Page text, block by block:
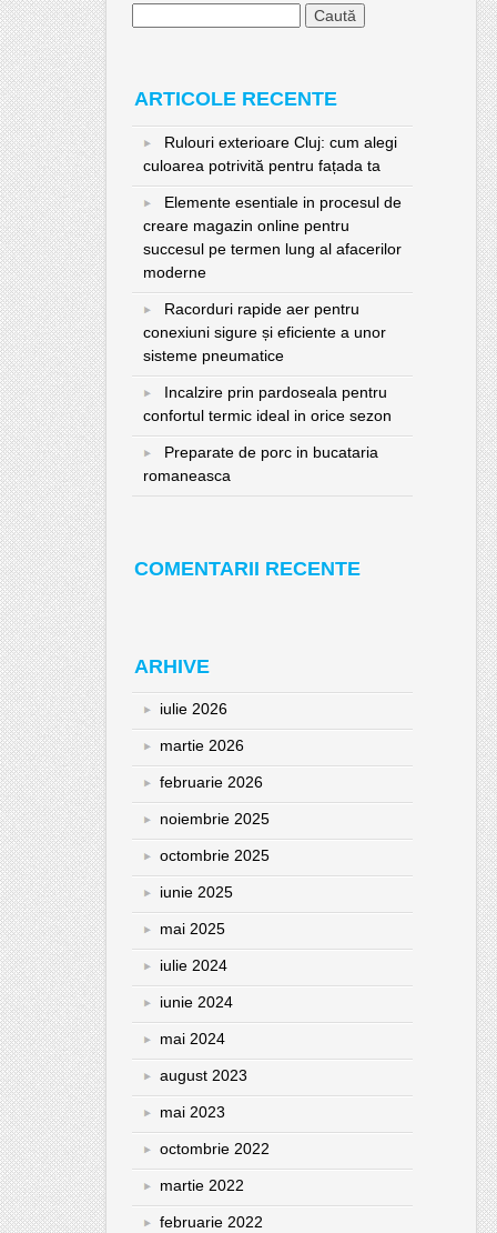
ARTICOLE RECENTE
Rulouri exterioare Cluj: cum alegi
culoarea potrivită pentru fațada ta
Elemente esentiale in procesul de
creare magazin online pentru
succesul pe termen lung al afacerilor
moderne
Racorduri rapide aer pentru
conexiuni sigure și eficiente a unor
sisteme pneumatice
Incalzire prin pardoseala pentru
confortul termic ideal in orice sezon
Preparate de porc in bucataria
romaneasca
COMENTARII RECENTE
ARHIVE
iulie 2026
martie 2026
februarie 2026
noiembrie 2025
octombrie 2025
iunie 2025
mai 2025
iulie 2024
iunie 2024
mai 2024
august 2023
mai 2023
octombrie 2022
martie 2022
februarie 2022